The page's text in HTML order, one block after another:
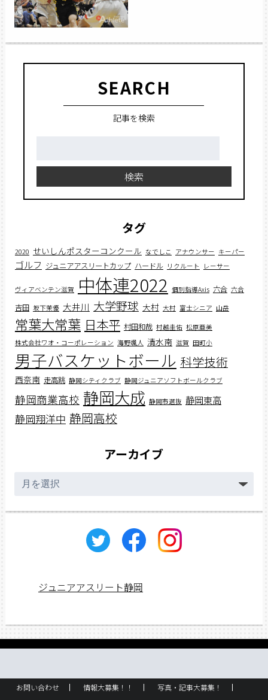
SEARCH
記事を検索
検索
タグ
2020 せいしんポスターコンクール なでしこ アナウンサー キーパー
ゴルフ ジュニアアスリートカップ ハードル リクルート レーサー
ヴィアベンテン滋賀 中体連2022 個別指導Axis 六合 六合
吉田 坂下茉優 大井川 大学野球 大村 大村 富士シニア 山岳
常葉大常葉 日本平 村田和哉 村越圭佑 松原亜美
株式会社ワオ・コーポレーション 海野颯人 清水南 滋賀 田町小
男子バスケットボール 科学技術
西奈南 走高跳 静岡シティクラブ 静岡ジュニアソフトボールクラブ
静岡商業高校 静岡大成 静岡市選抜 静岡東高
静岡翔洋中 静岡高校
アーカイブ
ー
ジュニアアスリート静岡
お問い合わせ 情報大募集！！ 写真・記事大募集！